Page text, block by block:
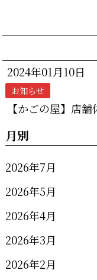
2024年01月10日
お知らせ
【かごの屋】店
月別
2026年7月
2026年5月
2026年4月
2026年3月
2026年2月